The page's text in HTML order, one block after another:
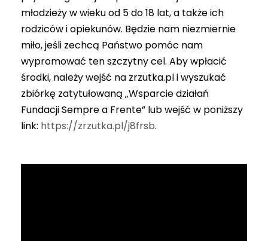
młodzieży w wieku od 5 do 18 lat, a także ich
rodziców i opiekunów. Będzie nam niezmiernie
miło, jeśli zechcą Państwo pomóc nam
wypromować ten szczytny cel. Aby wpłacić
środki, należy wejść na zrzutka.pl i wyszukać
zbiórkę zatytułowaną „Wsparcie działań
Fundacji Sempre a Frente” lub wejść w poniższy
link: https://zrzutka.pl/j8frsb.